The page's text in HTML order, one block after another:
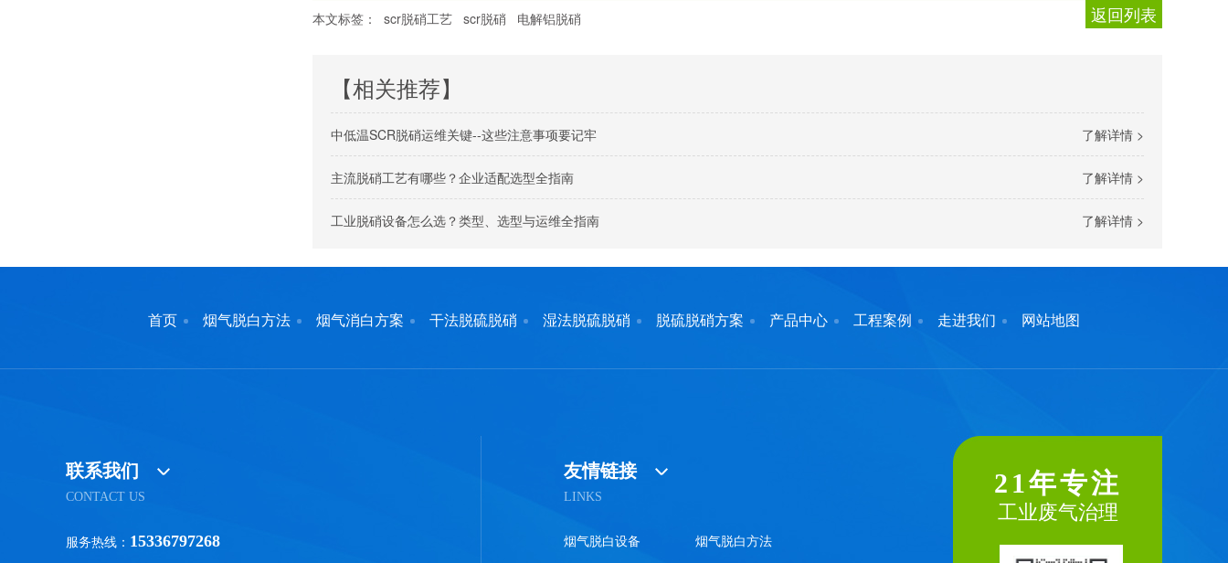
返回列表
本文标签： scr脱硝工艺 scr脱硝 电解铝脱硝
【相关推荐】
了解详情 >
中低温SCR脱硝运维关键--这些注意事项要记牢
了解详情 >
主流脱硝工艺有哪些？企业适配选型全指南
了解详情 >
工业脱硝设备怎么选？类型、选型与运维全指南
首页 烟气脱白方法 烟气消白方案 干法脱硫脱硝 湿法脱硫脱硝 脱硫脱硝方案 产品中心 工程案例 走进我们 网站地图
联系我们
CONTACT US
服务热线： 15336797268
友情链接
LINKS
烟气脱白设备 烟气脱白方法
21年专注
工业废气治理